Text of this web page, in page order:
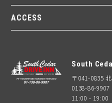
ACCESS
South
〒041-0835
0138-86-9907
11:00 - 19:00